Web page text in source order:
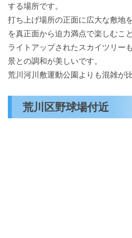
する場所です。
打ち上げ場所の正面に広大な敷地
を真正面から迫力満点で楽しむこ
ライトアップされたスカイツリー
景との調和が美しいです。
荒川河川敷運動公園よりも混雑が
荒川区野球場付近